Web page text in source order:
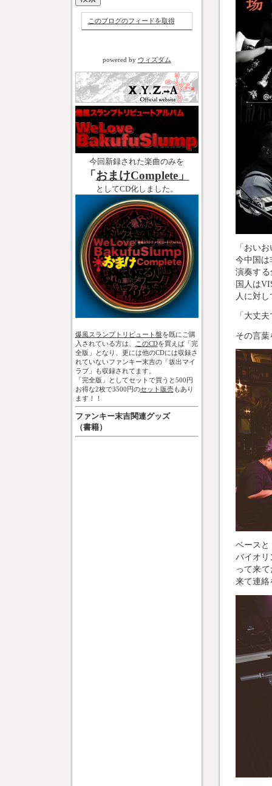
このブログのフィードを取得
powered by ウィズダム
今回新録された楽曲のみを
「おまけComplete」
としてCD化しました。
爆風スランプトリビュート盤を既にご購
入されている方は、
このCDを買えば「完
全版」となり、更には他のCDには収録さ
れていないファンキー末吉の「坂出マイ
ラブ」も収録されてます。
「完全版」としてセットで買うと500円
お得な2枚で3500円のセット販売もあり
ます！！
ファンキー末吉関連グッズ
（書籍）
「おい
今中国は
演奏す
国人は
人に対
「大丈
その言
ベースと
バイオリ
って来
来て連絡